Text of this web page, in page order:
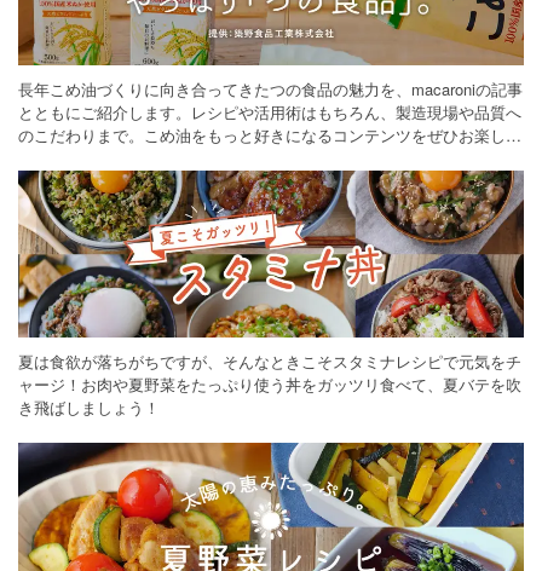
長年こめ油づくりに向き合ってきたつの食品の魅力を、macaroniの記事
とともにご紹介します。レシピや活用術はもちろん、製造現場や品質へ
のこだわりまで。こめ油をもっと好きになるコンテンツをぜひお楽しみ
夏は食欲が落ちがちですが、そんなときこそスタミナレシピで元気をチ
ャージ！お肉や夏野菜をたっぷり使う丼をガッツリ食べて、夏バテを吹
き飛ばしましょう！